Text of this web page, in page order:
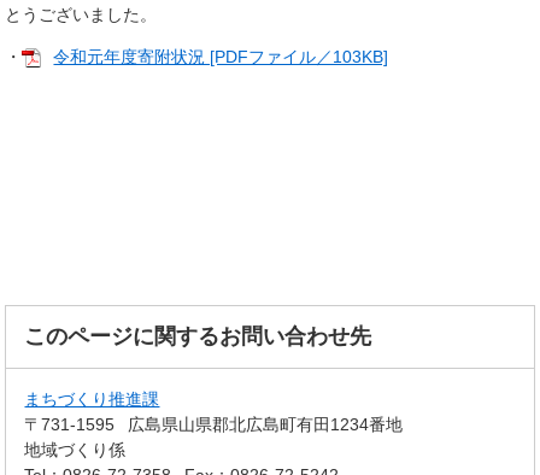
とうございました。
・ 令和元年度寄附状況 [PDFファイル／103KB]
このページに関するお問い合わせ先
まちづくり推進課
〒731-1595
広島県山県郡北広島町有田1234番地
地域づくり係